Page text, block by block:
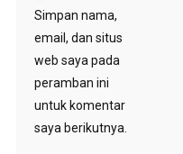
Simpan nama,
email, dan situs
web saya pada
peramban ini
untuk komentar
saya berikutnya.